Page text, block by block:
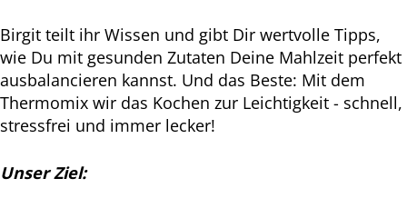
Birgit teilt ihr Wissen und gibt Dir wertvolle Tipps,
wie Du mit gesunden Zutaten Deine Mahlzeit perfekt
ausbalancieren kannst. Und das Beste: Mit dem
Thermomix wir das Kochen zur Leichtigkeit - schnell,
stressfrei und immer lecker!
Unser Ziel: